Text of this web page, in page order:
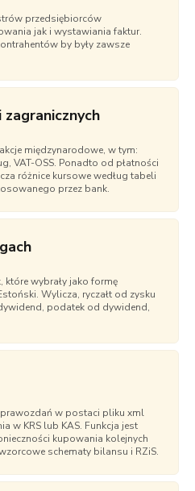
przedsiębiorców
jak i wystawiania faktur.
by były zawsze
międzynarodowe, w tym:
od płatności
różnice kursowe według tabeli
przez bank.
które wybrały jako formę
od zysku
podatek od dywidend,
w postaci pliku xml
lub KAS. Funkcja jest
kupowania kolejnych
schematy bilansu i RZiS.